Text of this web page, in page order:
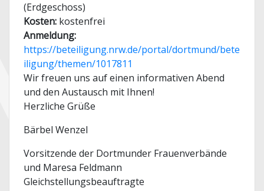
(Erdgeschoss)
Kosten: kostenfrei
Anmeldung:
https://beteiligung.nrw.de/portal/dortmund/bete
iligung/themen/1017811
Wir freuen uns auf einen informativen Abend
und den Austausch mit Ihnen!
Herzliche Grüße
Bärbel Wenzel
Vorsitzende der Dortmunder Frauenverbände
und Maresa Feldmann
Gleichstellungsbeauftragte